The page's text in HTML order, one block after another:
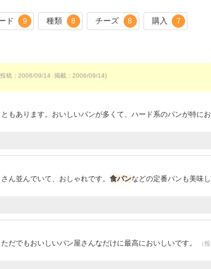
ド 9 種類 8 チーズ 8 購入 7
稿：2006/09/14 掲載：2006/09/14)
もあります。おいしいパンが多くて、ハード系のパンが特にお
ん並んでいて、おしゃれです。 食パンなどの定番パンも美味し
だでもおいしいパン屋さんなだけに最高においしいです。
（投